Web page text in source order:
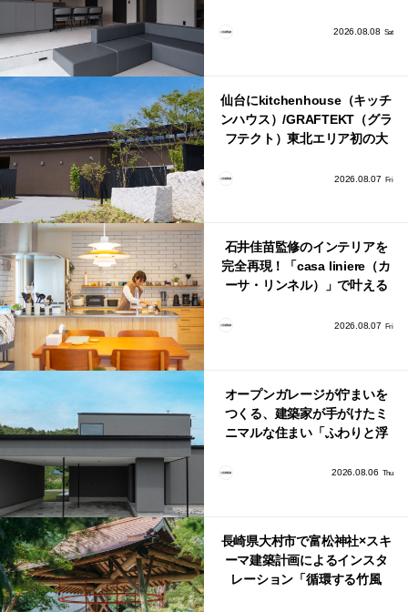
2026.08.08 Sat
仙台にkitchenhouse（キッチ
ンハウス）/GRAFTEKT（グラ
フテクト）東北エリア初の大
2026.08.07 Fri
石井佳苗監修のインテリアを
完全再現！「casa liniere（カ
ーサ・リンネル）」で叶える
2026.08.07 Fri
オープンガレージが佇まいを
つくる、建築家が手がけたミ
ニマルな住まい「ふわりと浮
2026.08.06 Thu
長崎県大村市で富松神社×スキ
ーマ建築計画によるインスタ
レーション「循環する竹風